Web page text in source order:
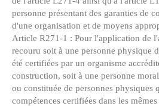
personne présentant des garanties de
d'une organisation et de moyens
Article R271-1 : Pour l'application de
recouru soit à une personne physique
été certifiées par un organisme
construction, soit à une personne
ou constituée de personnes physiques
compétences certifiées dans les